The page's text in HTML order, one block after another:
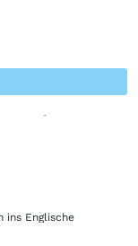
ins Englische